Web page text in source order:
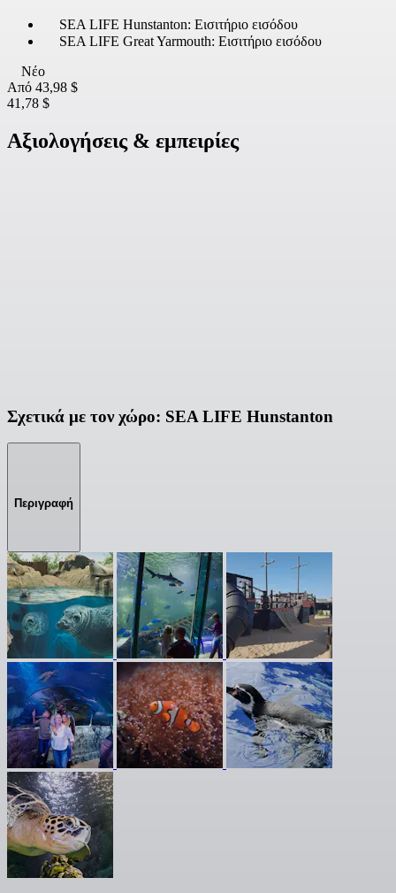
SEA LIFE Hunstanton: Εισιτήριο εισόδου
SEA LIFE Great Yarmouth: Εισιτήριο εισόδου
Νέο
Από 43,98 $
41,78 $
Αξιολογήσεις & εμπειρίες
Σχετικά με τον χώρο: SEA LIFE Hunstanton
Περιγραφή